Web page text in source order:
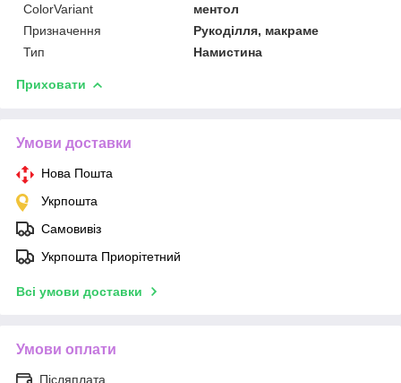
ColorVariant
ментол
Призначення
Рукоділля, макраме
Тип
Намистина
Приховати
Умови доставки
Нова Пошта
Укрпошта
Самовивіз
Укрпошта Приорітетний
Всі умови доставки
Умови оплати
Післяплата